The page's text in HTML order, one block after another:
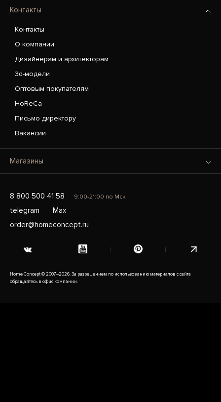
Контакты
Контакты
О компании
Дизайнерам и архитекторам
3d-модели
Оптовым покупателям
HoReCa
Письмо директору
Вакансии
Магазины
8 800 500 41 58 9:00-21:00 по Мск
telegram
Max
order@homeconcept.ru
Home Concept © 2007–2026. За разрешением по использованию материалов с сайта
обращайтесь в офис компании.